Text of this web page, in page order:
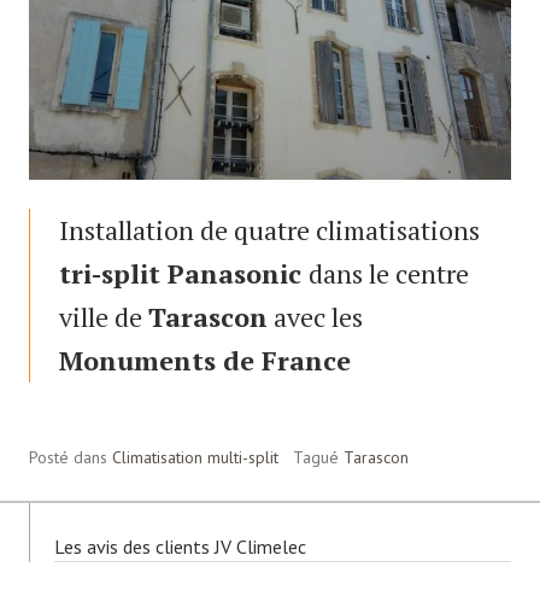
Installation de quatre climatisations
tri-split Panasonic dans le centre
ville de Tarascon avec les
Monuments de France
Posté dans Climatisation multi-split Tagué Tarascon
Les avis des clients JV Climelec